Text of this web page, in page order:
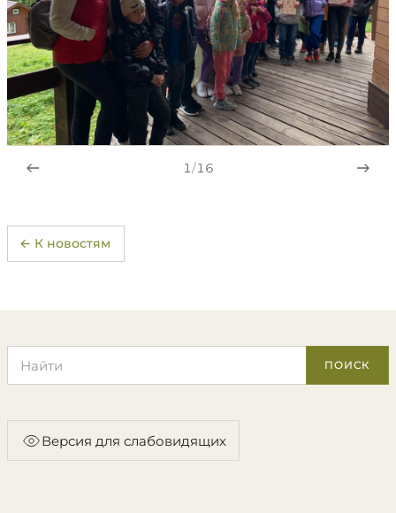
1/16
← К новостям
ПОИСК
Версия для слабовидящих